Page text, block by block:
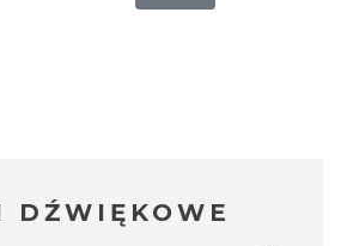
DŹWIĘKOWE